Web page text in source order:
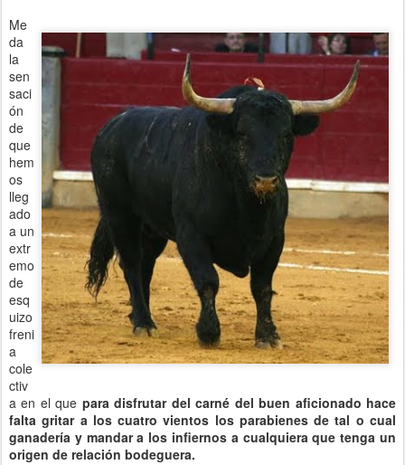
Me
da
la
sen
saci
ón
de
que
hem
os
lleg
ado
a un
extr
emo
de
esq
uizo
freni
a
cole
ctiv
a en el que para disfrutar del carné del buen aficionado hace
falta gritar a los cuatro vientos los parabienes de tal o cual
ganadería y mandar a los infiernos a cualquiera que tenga un
origen de relación bodeguera.